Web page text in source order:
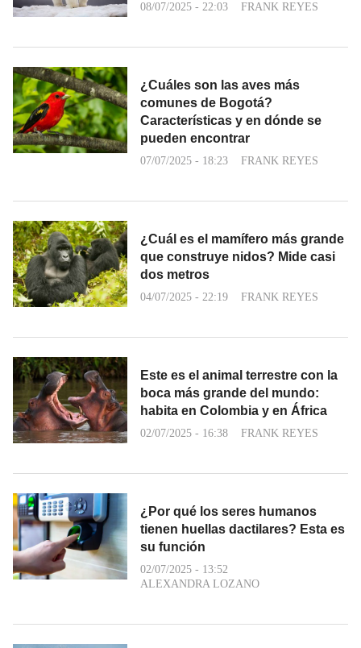
08/07/2025 - 22:03 FRANK REYES
¿Cuáles son las aves más
comunes de Bogotá?
Características y en dónde se
pueden encontrar
07/07/2025 - 18:23 FRANK REYES
¿Cuál es el mamífero más grande
que construye nidos? Mide casi
dos metros
04/07/2025 - 22:19 FRANK REYES
Este es el animal terrestre con la
boca más grande del mundo:
habita en Colombia y en África
02/07/2025 - 16:38 FRANK REYES
¿Por qué los seres humanos
tienen huellas dactilares? Esta es
su función
02/07/2025 - 13:52
ALEXANDRA LOZANO